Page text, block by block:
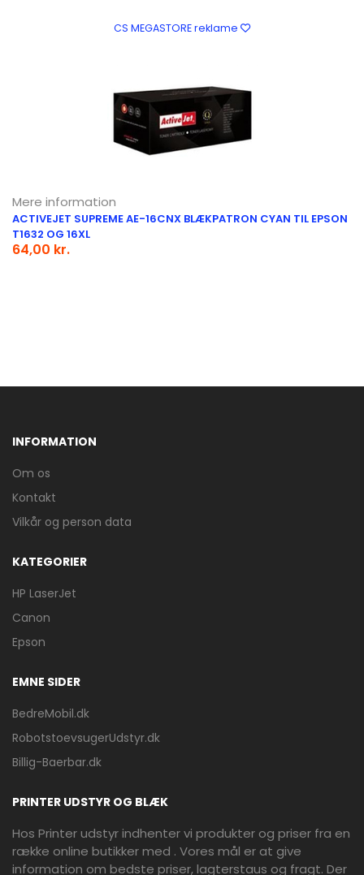
CS MEGASTORE reklame
Mere information
ACTIVEJET SUPREME AE-16CNX BLÆKPATRON CYAN TIL EPSON
T1632 OG 16XL
64,00 kr.
INFORMATION
Om os
Kontakt
Vilkår og person data
KATEGORIER
HP LaserJet
Canon
Epson
EMNE SIDER
BedreMobil.dk
RobotstoevsugerUdstyr.dk
Billig-Baerbar.dk
PRINTER UDSTYR OG BLÆK
Hos Printer udstyr indhenter vi produkter og priser fra en
række online butikker med . Vores mål er at give
information om bedste priser, lagterstaus og fragt. Der